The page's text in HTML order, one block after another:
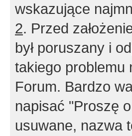
wskazujące
2. Przed
był poruszany i
takiego
Forum. Bardzo
napisać "Proszę
usuwane, nazwa